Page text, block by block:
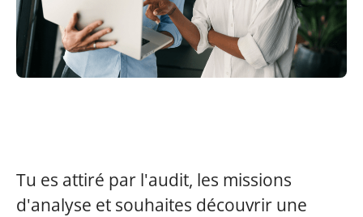
Tu es attiré par l'audit, les missions
d'analyse et souhaites découvrir une